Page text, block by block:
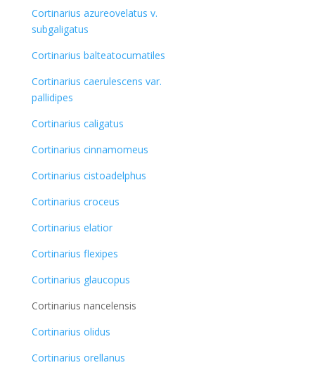
Cortinarius azureovelatus v.
subgaligatus
Cortinarius balteatocumatiles
Cortinarius caerulescens var.
pallidipes
Cortinarius caligatus
Cortinarius cinnamomeus
Cortinarius cistoadelphus
Cortinarius croceus
Cortinarius elatior
Cortinarius flexipes
Cortinarius glaucopus
Cortinarius nancelensis
Cortinarius olidus
Cortinarius orellanus